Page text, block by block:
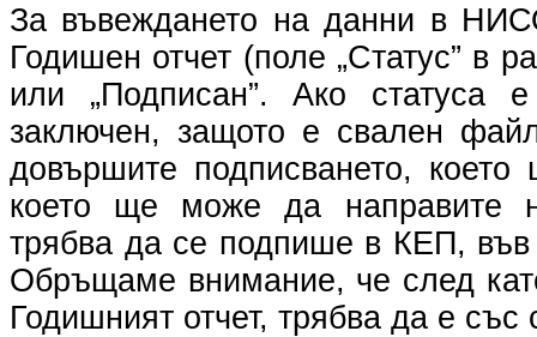
За въвеждането на данни в
Годишен отчет (поле „Статус” в
или „Подписан”. Ако статуса
заключен, защото е свален
довършите подписването,
което ще може да направите
трябва да се подпише в КЕП,
Обръщаме внимание, че след
Годишният отчет, трябва да е със